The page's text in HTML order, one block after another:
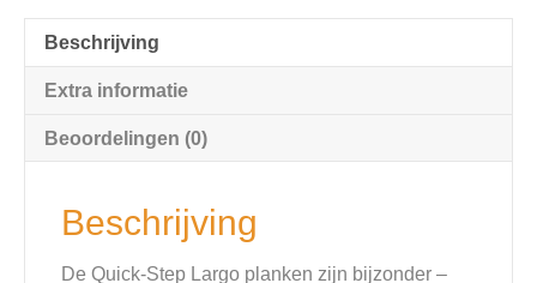
Beschrijving
Extra informatie
Beoordelingen (0)
Beschrijving
De Quick-Step Largo planken zijn bijzonder –